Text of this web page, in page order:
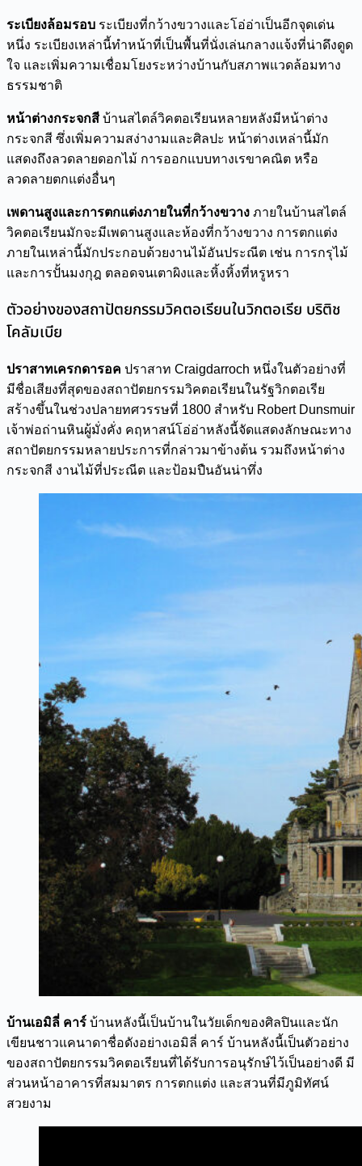
ระเบียงล้อมรอบ ระเบียงที่กว้างขวางและโอ่อ่าเป็นอีกจุดเด่น
หนึ่ง ระเบียงเหล่านี้ทำหน้าที่เป็นพื้นที่นั่งเล่นกลางแจ้งที่น่าดึงดูด
ใจ และเพิ่มความเชื่อมโยงระหว่างบ้านกับสภาพแวดล้อมทาง
ธรรมชาติ
หน้าต่างกระจกสี บ้านสไตล์วิคตอเรียนหลายหลังมีหน้าต่าง
กระจกสี ซึ่งเพิ่มความสง่างามและศิลปะ หน้าต่างเหล่านี้มัก
แสดงถึงลวดลายดอกไม้ การออกแบบทางเรขาคณิต หรือ
ลวดลายตกแต่งอื่นๆ
เพดานสูงและการตกแต่งภายในที่กว้างขวาง ภายในบ้านสไตล์
วิคตอเรียนมักจะมีเพดานสูงและห้องที่กว้างขวาง การตกแต่ง
ภายในเหล่านี้มักประกอบด้วยงานไม้อันประณีต เช่น การกรุไม้
และการปั้นมงกุฎ ตลอดจนเตาผิงและหิ้งหิ้งที่หรูหรา
ตัวอย่างของสถาปัตยกรรมวิคตอเรียนในวิกตอเรีย บริติช
โคลัมเบีย
ปราสาทเครกดารอค ปราสาท Craigdarroch หนึ่งในตัวอย่างที่
มีชื่อเสียงที่สุดของสถาปัตยกรรมวิคตอเรียนในรัฐวิกตอเรีย
สร้างขึ้นในช่วงปลายทศวรรษที่ 1800 สำหรับ Robert Dunsmuir
เจ้าพ่อถ่านหินผู้มั่งคั่ง คฤหาสน์โอ่อ่าหลังนี้จัดแสดงลักษณะทาง
สถาปัตยกรรมหลายประการที่กล่าวมาข้างต้น รวมถึงหน้าต่าง
กระจกสี งานไม้ที่ประณีต และป้อมปืนอันน่าทึ่ง
บ้านเอมิลี่ คาร์ บ้านหลังนี้เป็นบ้านในวัยเด็กของศิลปินและนัก
เขียนชาวแคนาดาชื่อดังอย่างเอมิลี่ คาร์ บ้านหลังนี้เป็นตัวอย่าง
ของสถาปัตยกรรมวิคตอเรียนที่ได้รับการอนุรักษ์ไว้เป็นอย่างดี มี
ส่วนหน้าอาคารที่สมมาตร การตกแต่ง และสวนที่มีภูมิทัศน์
สวยงาม